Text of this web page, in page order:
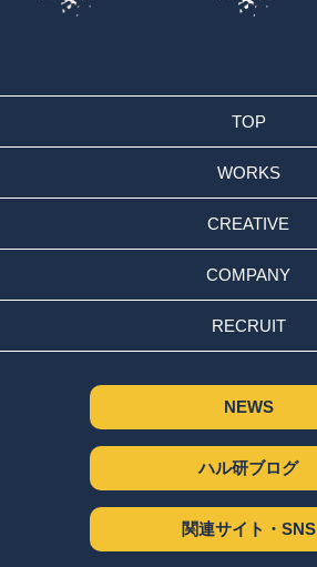
TOP
WORKS
CREATIVE
COMPANY
RECRUIT
NEWS
ハル研ブログ
関連サイト・SNS